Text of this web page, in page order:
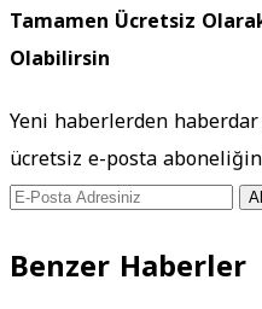
Tamamen Ücretsiz
Olabilirsin
Yeni haberlerden
ücretsiz e-posta
Benzer Haberler